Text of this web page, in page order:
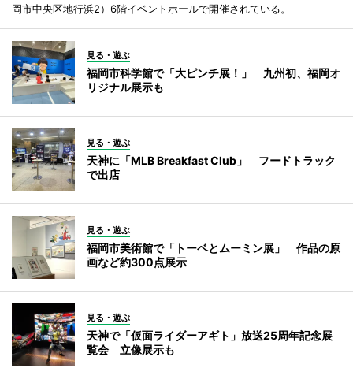
岡市中央区地行浜2）6階イベントホールで開催されている。
見る・遊ぶ
福岡市科学館で「大ピンチ展！」 九州初、福岡オ
リジナル展示も
見る・遊ぶ
天神に「MLB Breakfast Club」 フードトラック
で出店
見る・遊ぶ
福岡市美術館で「トーベとムーミン展」 作品の原
画など約300点展示
見る・遊ぶ
天神で「仮面ライダーアギト」放送25周年記念展
覧会 立像展示も